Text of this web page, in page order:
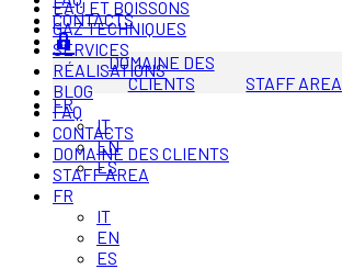
CONTACTS
DOMAINE DES
CLIENTS
STAFF AREA
FR
IT
EN
ES
EAU ET BOISSONS
GAZ TECHNIQUES
SERVICES
RÉALISATIONS
BLOG
FAQ
CONTACTS
DOMAINE DES CLIENTS
STAFF AREA
FR
IT
EN
ES